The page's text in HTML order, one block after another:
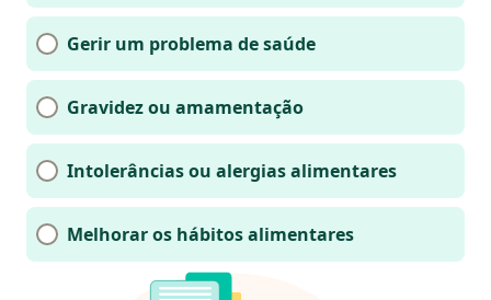
Gerir um problema de saúde
Gravidez ou amamentação
Intolerâncias ou alergias alimentares
Melhorar os hábitos alimentares